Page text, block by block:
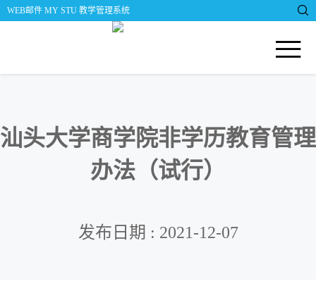
WEB邮件 MY STU 教学管理系统 

汕头大学商学院非学历教育管理
办法（试行）
发布日期 : 2021-12-07